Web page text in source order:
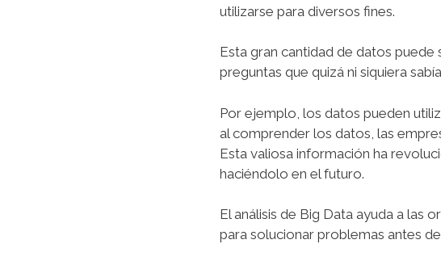
utilizarse para diversos fines.
Esta gran cantidad de datos puede
preguntas que quizá ni siquiera
Por ejemplo, los datos pueden
al comprender los datos, las
Esta valiosa información ha
haciéndolo en el futuro.
El análisis de Big Data ayuda a las
para solucionar problemas antes